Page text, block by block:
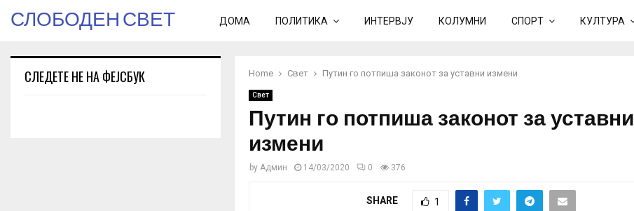
СЛОБОДЕН СВЕТ ДОМА ПОЛИТИКА ИНТЕРВЈУ КОЛУМНИ СПОРТ КУЛТУРА
Home Свет Путин го потпиша законот за уставни измени
Свет
Путин го потпиша законот за уставни
измени
by Админ 14/03/2020 0 376
SHARE 1
СЛЕДЕТЕ НЕ НА ФЕЈСБУК